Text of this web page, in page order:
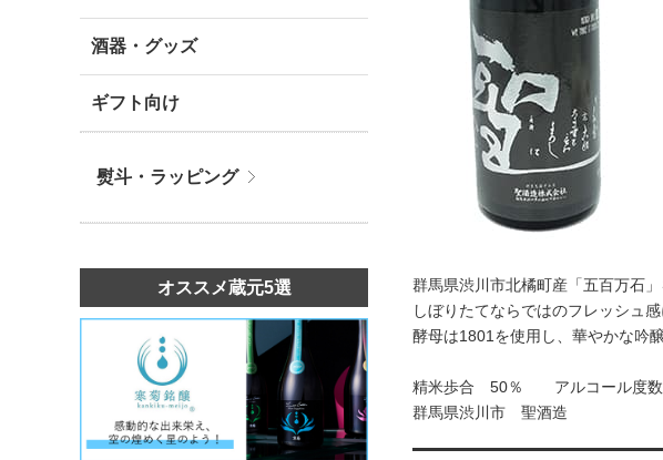
群馬県渋川市北橘町産「五百万石
しぼりたてならではのフレッシュ
酵母は1801を使用し、華やかな吟
精米歩合 50％ アルコール度
群馬県渋川市 聖酒造
酒器・グッズ
ギフト向け
熨斗・ラッピング
オススメ蔵元5選